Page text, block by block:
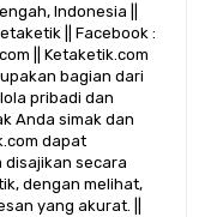
Indonesia ||
|| Facebook :
|| Ketaketik.com
bagian dari
pribadi dan
Anda simak dan
dapat
secara
dengan melihat,
yang akurat. ||